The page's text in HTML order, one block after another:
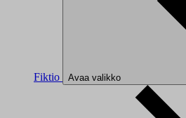
Fiktio Avaa valikko